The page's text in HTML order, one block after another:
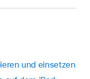
um das Dock
linken oder
den Finger
Umständen musst
und einsetzen